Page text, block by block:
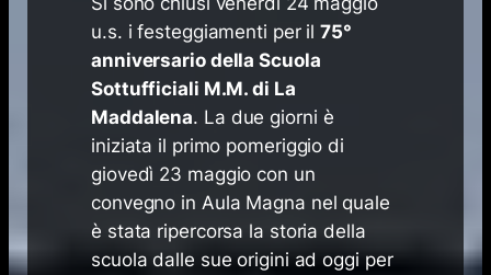
u.s. i festeggiamenti per il75°
anniversario della Scuola
Sottufficiali M.M. di La
Maddalena. La due giorni è
iniziata il primo pomeriggio di
giovedì 23 maggio con un
convegno in Aula Magna nel quale
è stata ripercorsa la storia della
scuola dalle sue origini ad oggi per